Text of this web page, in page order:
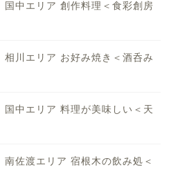
国中エリア 創作料理＜食彩創房
相川エリア お好み焼き＜酒呑み
国中エリア 料理が美味しい＜天
南佐渡エリア 宿根木の飲み処＜